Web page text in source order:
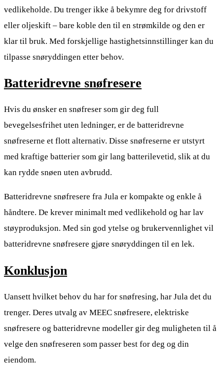
vedlikeholde. Du trenger ikke å bekymre deg for drivstoff
eller oljeskift – bare koble den til en strømkilde og den er
klar til bruk. Med forskjellige hastighetsinnstillinger kan du
tilpasse snøryddingen etter behov.
Batteridrevne snøfresere
Hvis du ønsker en snøfreser som gir deg full
bevegelsesfrihet uten ledninger, er de batteridrevne
snøfreserne et flott alternativ. Disse snøfreserne er utstyrt
med kraftige batterier som gir lang batterilevetid, slik at du
kan rydde snøen uten avbrudd.
Batteridrevne snøfresere fra Jula er kompakte og enkle å
håndtere. De krever minimalt med vedlikehold og har lav
støyproduksjon. Med sin god ytelse og brukervennlighet vil
batteridrevne snøfresere gjøre snøryddingen til en lek.
Konklusjon
Uansett hvilket behov du har for snøfresing, har Jula det du
trenger. Deres utvalg av MEEC snøfresere, elektriske
snøfresere og batteridrevne modeller gir deg muligheten til å
velge den snøfreseren som passer best for deg og din
eiendom.